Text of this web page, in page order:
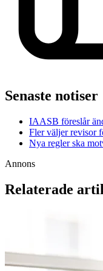
Senaste notiser
IAASB föreslår
Fler väljer revisor
Nya regler ska
Annons
Relaterade